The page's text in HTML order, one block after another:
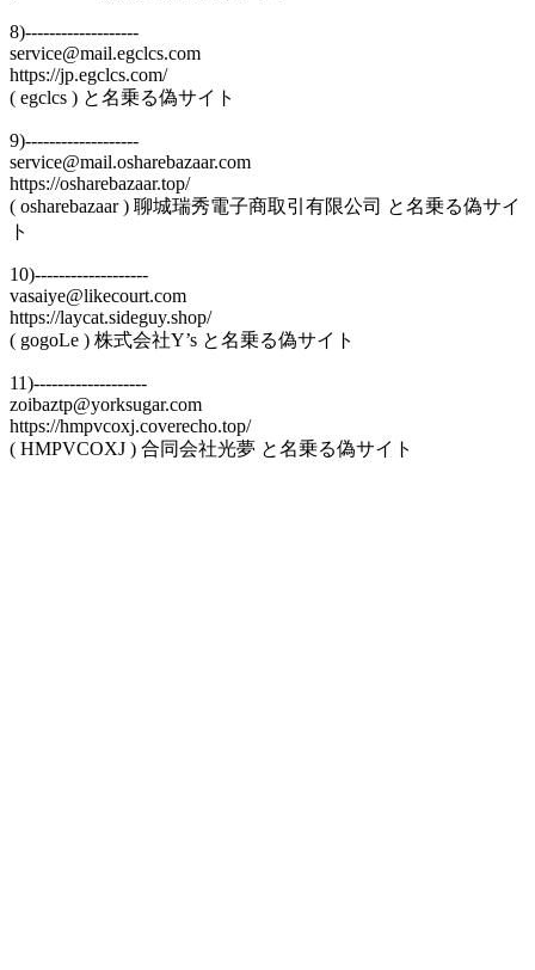
8)-------------------
service@mail.egclcs.com
https://jp.egclcs.com/
( egclcs ) と名乗る偽サイト
9)-------------------
service@mail.osharebazaar.com
https://osharebazaar.top/
( osharebazaar ) 聊城瑞秀電子商取引有限公司 と名乗る偽サイ
ト
10)-------------------
vasaiye@likecourt.com
https://laycat.sideguy.shop/
( gogoLe ) 株式会社Y’s と名乗る偽サイト
11)-------------------
zoibaztp@yorksugar.com
https://hmpvcoxj.coverecho.top/
( HMPVCOXJ ) 合同会社光夢 と名乗る偽サイト